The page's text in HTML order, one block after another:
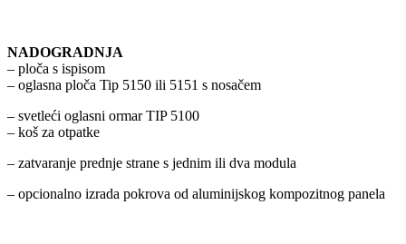
NADOGRADNJA
– ploča s ispisom
– oglasna ploča Tip 5150 ili 5151 s nosačem
– svetleći oglasni ormar TIP 5100
– koš za otpatke
– zatvaranje prednje strane s jednim ili dva modula
– opcionalno izrada pokrova od aluminijskog kompozitnog panela